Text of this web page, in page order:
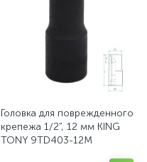
Головка для поврежденного
крепежа 1/2", 12 мм KING
TONY 9TD403-12M